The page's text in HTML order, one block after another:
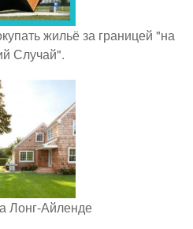
жильё за границей "на
Случай".
Лонг-Айленде